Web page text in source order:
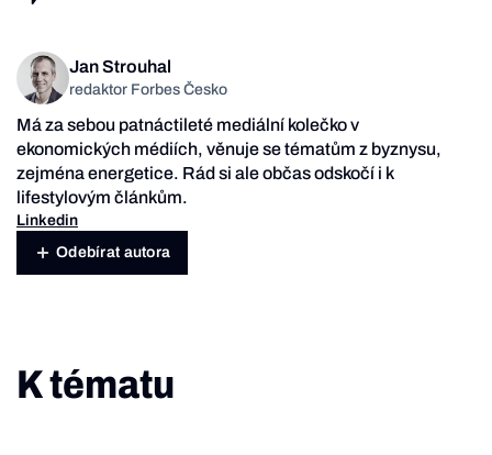
Jan Strouhal
redaktor Forbes Česko
Má za sebou patnáctileté mediální kolečko v
ekonomických médiích, věnuje se tématům z byznysu,
zejména energetice. Rád si ale občas odskočí i k
lifestylovým článkům.
Linkedin
Odebírat autora
K tématu